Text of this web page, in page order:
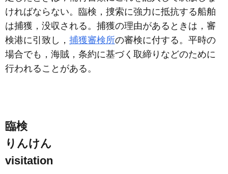
ければならない。臨検，捜索に強力に抵抗する船舶
は捕獲，没収される。捕獲の理由があるときは，審
検港に引致し， 捕獲審検所の審検に付する。平時の
場合でも，海賊，条約に基づく取締りなどのために
行われることがある。
臨検
りんけん
visitation